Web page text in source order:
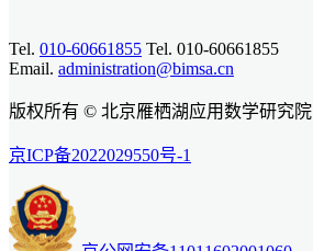
Tel. 010-60661855 Tel. 010-60661855
Email. administration@bimsa.cn
版权所有 © 北京雁栖湖应用数学研究院
京ICP备2022029550号-1